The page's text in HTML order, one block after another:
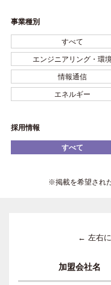
事業種別
すべて
エンジニアリング・環
情報通信
エネルギー
採用情報
すべて
※掲載を希望され
← 左右
加盟会社名